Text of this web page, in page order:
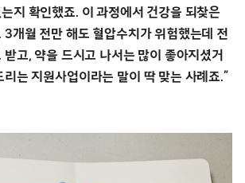
지 확인했죠. 이 과정에서 건강을 되찾은
3개월 전만 해도 혈압수치가 위험했는데 전
고, 약을 드시고 나서는 많이 좋아지셨거
는 지원사업이라는 말이 딱 맞는 사례죠.”